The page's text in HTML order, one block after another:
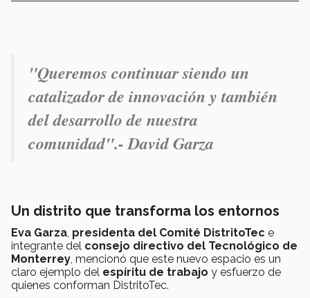
"Queremos continuar siendo un
catalizador de innovación y también
del desarrollo de nuestra
comunidad".- David Garza
Un distrito que transforma los entornos
Eva Garza, presidenta del Comité DistritoTec e
integrante del consejo directivo del Tecnológico de
Monterrey, mencionó que este nuevo espacio es un
claro ejemplo del espíritu de trabajo y esfuerzo de
quienes conforman DistritoTec.